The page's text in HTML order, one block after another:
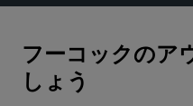
フーコックのア
しょう